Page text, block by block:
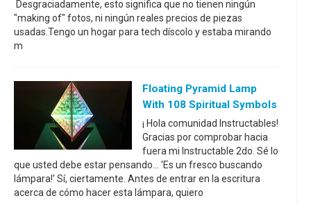
Desgraciadamente, esto significa que no tienen ningún
"making of" fotos, ni ningún reales precios de piezas
usadas.Tengo un hogar para tech díscolo y estaba mirando
m
Floating Pyramid Lamp
With 108 Spiritual Symbols
¡ Hola comunidad Instructables!
Gracias por comprobar hacia
fuera mi Instructable 2do. Sé lo
que usted debe estar pensando... 'Es un fresco buscando
lámpara!' Sí, ciertamente. Antes de entrar en la escritura
acerca de cómo hacer esta lámpara, quiero